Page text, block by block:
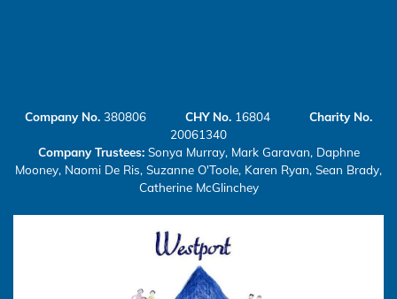
Company No. 380806 CHY No. 16804 Charity No.
20061340
Company Trustees: Sonya Murray, Mark Garavan, Daphne
Mooney, Naomi De Ris, Suzanne O'Toole, Karen Ryan, Sean Brady,
Catherine McGlinchey